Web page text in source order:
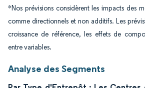
*Nos prévisions considèrent les impacts des
comme directionnels et non additifs. Les
croissance de référence, les effets de
entre variables.
Analyse des Segments